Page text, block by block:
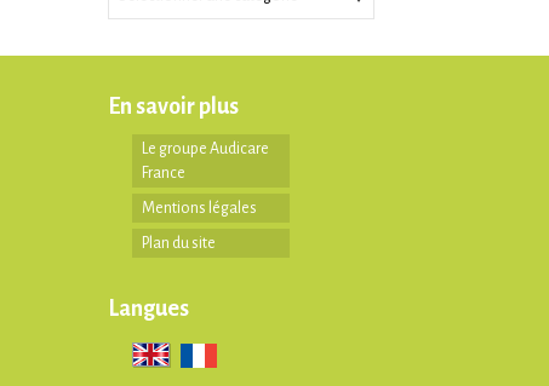
En savoir plus
Le groupe Audicare
France
Mentions légales
Plan du site
Langues